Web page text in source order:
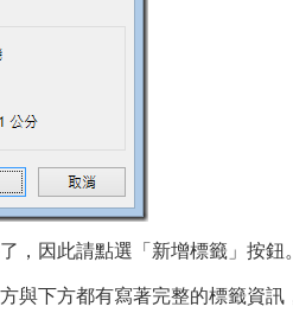
，因此請點選「新增標籤」按鈕。
與下方都有寫著完整的標籤資訊